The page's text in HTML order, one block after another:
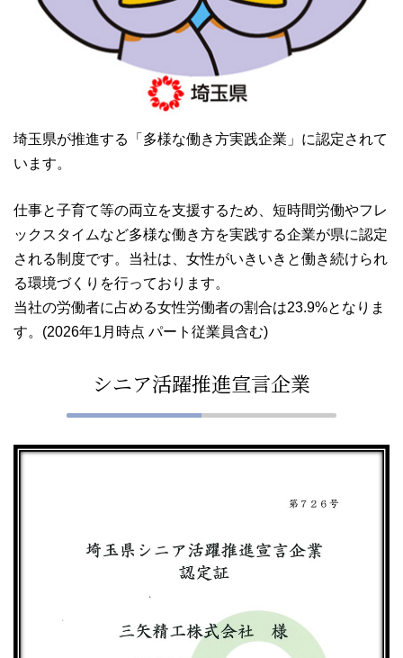
埼玉県が推進する「多様な働き方実践企業」に認定されて
います。
仕事と子育て等の両立を支援するため、短時間労働やフレ
ックスタイムなど多様な働き方を実践する企業が県に認定
される制度です。当社は、女性がいきいきと働き続けられ
る環境づくりを行っております。
当社の労働者に占める女性労働者の割合は23.9%となりま
す。(2026年1月時点 パート従業員含む)
シニア活躍推進宣言企業